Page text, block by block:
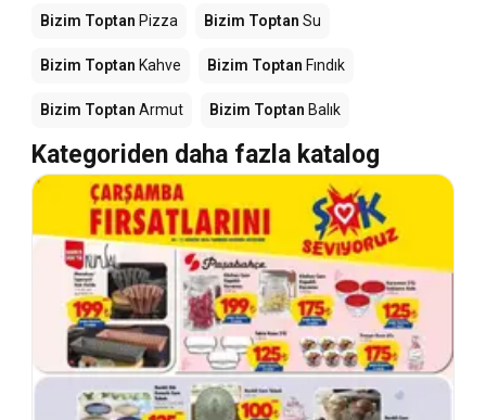
Bizim Toptan Pizza Bizim Toptan Su
Bizim Toptan Kahve Bizim Toptan Fındık
Bizim Toptan Armut Bizim Toptan Balık
Kategoriden daha fazla katalog